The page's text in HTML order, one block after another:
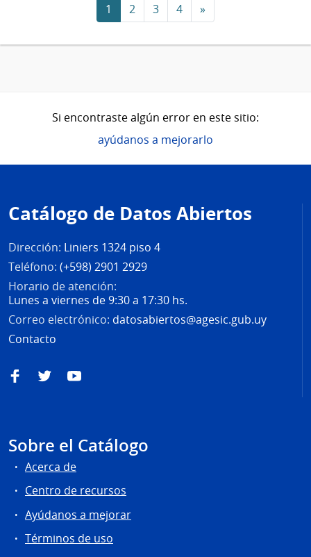
1 2 3 4 »
Si encontraste algún error en este sitio:
ayúdanos a mejorarlo
de
página
Catálogo de Datos Abiertos
Dirección: Liniers 1324 piso 4
Teléfono: (+598) 2901 2929
Horario de atención:
Lunes a viernes de 9:30 a 17:30 hs.
Correo electrónico: datosabiertos@agesic.gub.uy
Contacto
FacebookTwitterYouTube
Sobre el Catálogo
Acerca de
Centro de recursos
Ayúdanos a mejorar
Términos de uso